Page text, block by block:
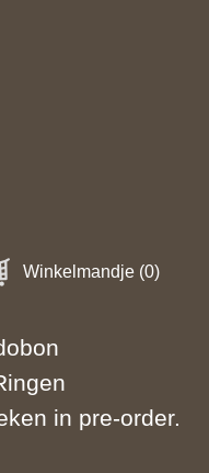
Winkelmandje (0)
in pre-order.